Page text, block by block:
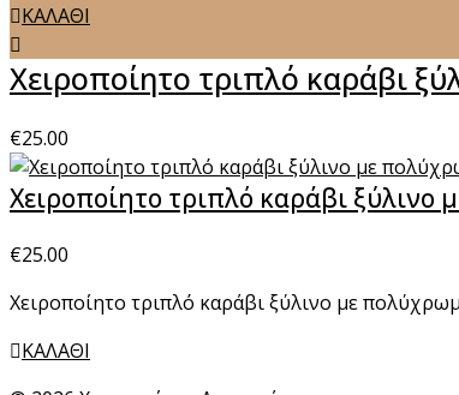
ΚΑΛΑΘΙ
Χειροποίητο τριπλό καράβι
€25.00
Χειροποίητο τριπλό καράβι
€25.00
Χειροποίητο τριπλό καράβι ξύλινο με
ΚΑΛΑΘΙ